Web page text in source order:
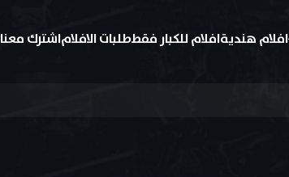
افلام هنديةافلام للكبار فقططلبات الافلاماشترك معنا